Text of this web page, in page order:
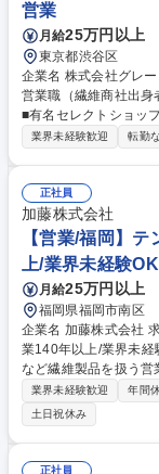
営業
月給25万円以上
東京都渋谷区
企業名 株式会社グレースインター
営業職（繊維商社出身者
■有名セレクトショッ
合わせを通し商品企
良く働くことを意識し
ずは先輩へ同行し、業
す。商品完成までの
る海外にある製造工
め、3ヶ月に1回程度、海外
原宿駅】企画営業職
★
業界未経験歓迎 転勤な
正社員
加藤株式会社
【営業/福岡】
上/業界未経験
月給25万円以上
福岡県福岡市南区
企業名 加藤株式会社 求人名 【営業/福岡】テント・繊維/既存営業中心/創
業140年以上/業界未経験OK 仕事の内容 産業用テントやシー
など繊維製品を扱う営
す。既存顧客への営
材開発にも携われる成長環境です。 【具体的に
ベント用テント、工
工場用シートシャッ
をヒアリングし、用途
業界未経験歓迎 年間
土日祝休み
正社員